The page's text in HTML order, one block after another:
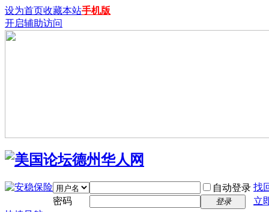
设为首页收藏本站手机版
开启辅助访问
自动登录 找
密码
登录
立